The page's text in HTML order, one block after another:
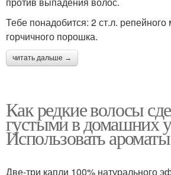
Тебе понадобится: 2 ст.л. репейного
горчичного порошка.
читать дальше →
Как редкие волосы
густыми в домашних
Использовать ароматы
Две-три капли 100% натурального